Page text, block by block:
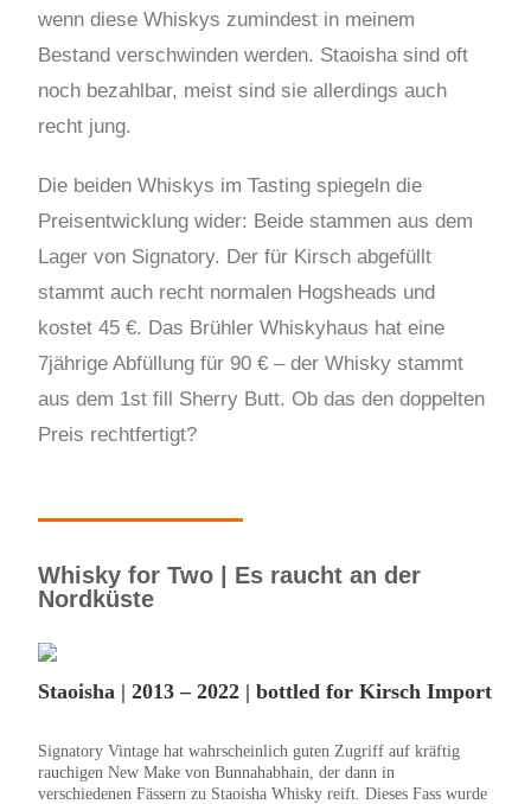
wenn diese Whiskys zumindest in meinem
Bestand verschwinden werden. Staoisha sind oft
noch bezahlbar, meist sind sie allerdings auch
recht jung.
Die beiden Whiskys im Tasting spiegeln die
Preisentwicklung wider: Beide stammen aus dem
Lager von Signatory. Der für Kirsch abgefüllt
stammt auch recht normalen Hogsheads und
kostet 45 €. Das Brühler Whiskyhaus hat eine
7jährige Abfüllung für 90 € – der Whisky stammt
aus dem 1st fill Sherry Butt. Ob das den doppelten
Preis rechtfertigt?
Whisky for Two | Es raucht an der
Nordküste
Staoisha | 2013 – 2022 | bottled for Kirsch Import
Signatory Vintage hat wahrscheinlich guten Zugriff auf kräftig
rauchigen New Make von Bunnahabhain, der dann in
verschiedenen Fässern zu Staoisha Whisky reift. Dieses Fass wurde